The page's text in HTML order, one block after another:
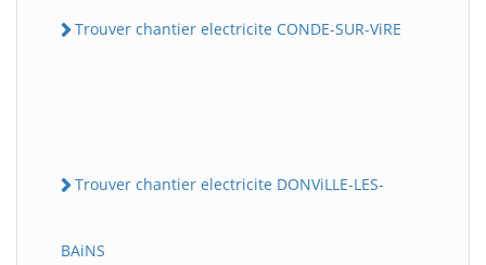
Trouver chantier electricite CONDE-SUR-ViRE
Trouver chantier electricite DONViLLE-LES-
BAiNS